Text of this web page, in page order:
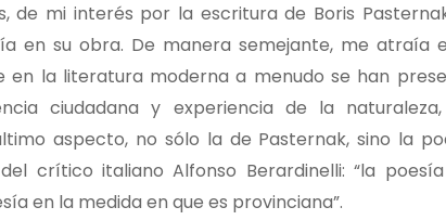
de mi interés por la escritura de Boris
en su obra. De manera semejante, me atraía
en la literatura moderna a menudo se han
ciudadana y experiencia de la
aspecto, no sólo la de Pasternak, sino la
crítico italiano Alfonso Berardinelli: “la
en la medida en que es provinciana”.